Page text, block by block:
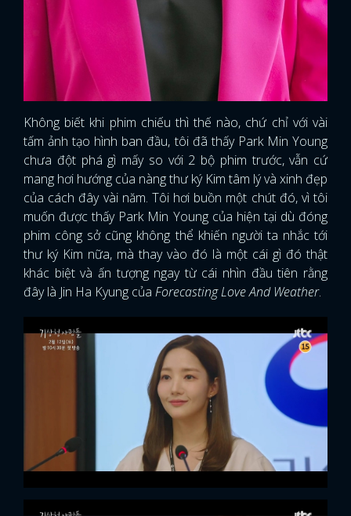
Không biết khi phim chiếu thì thế nào, chứ chỉ với vài
tấm ảnh tạo hình ban đầu, tôi đã thấy Park Min Young
chưa đột phá gì mấy so với 2 bộ phim trước, vẫn cứ
mang hơi hướng của nàng thư ký Kim tâm lý và xinh đẹp
của cách đây vài năm. Tôi hơi buồn một chút đó, vì tôi
muốn được thấy Park Min Young của hiện tại dù đóng
phim công sở cũng không thể khiến người ta nhắc tới
thư ký Kim nữa, mà thay vào đó là một cái gì đó thật
khác biệt và ấn tượng ngay từ cái nhìn đầu tiên rằng
đây là Jin Ha Kyung của Forecasting Love And Weather.